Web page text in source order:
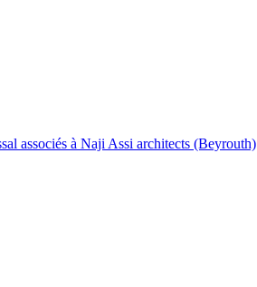
associés à Naji Assi architects (Beyrouth)